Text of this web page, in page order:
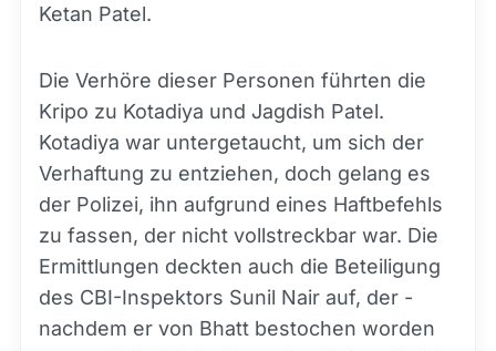
Ketan Patel.
Die Verhöre dieser Personen führten die
Kripo zu Kotadiya und Jagdish Patel.
Kotadiya war untergetaucht, um sich der
Verhaftung zu entziehen, doch gelang es
der Polizei, ihn aufgrund eines Haftbefehls
zu fassen, der nicht vollstreckbar war. Die
Ermittlungen deckten auch die Beteiligung
des CBI-Inspektors Sunil Nair auf, der -
nachdem er von Bhatt bestochen worden